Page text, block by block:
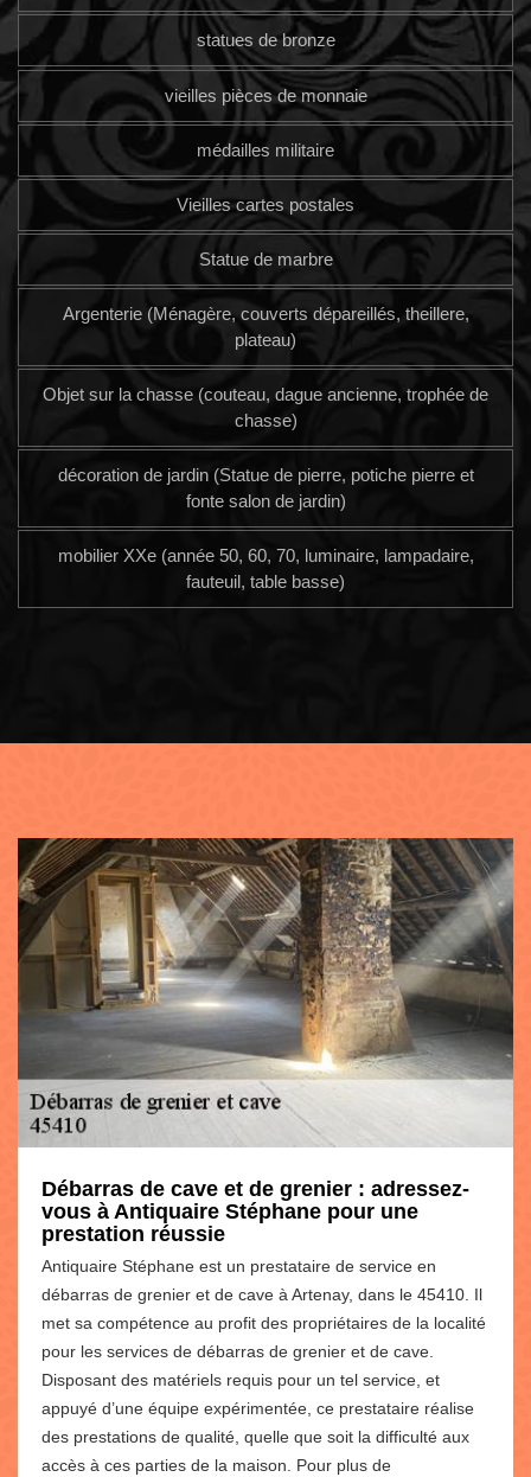
statues de bronze
vieilles pièces de monnaie
médailles militaire
Vieilles cartes postales
Statue de marbre
Argenterie (Ménagère, couverts dépareillés, theillere,
plateau)
Objet sur la chasse (couteau, dague ancienne, trophée de
chasse)
décoration de jardin (Statue de pierre, potiche pierre et
fonte salon de jardin)
mobilier XXe (année 50, 60, 70, luminaire, lampadaire,
fauteuil, table basse)
Débarras de cave et de grenier : adressez-
vous à Antiquaire Stéphane pour une
prestation réussie
Antiquaire Stéphane est un prestataire de service en
débarras de grenier et de cave à Artenay, dans le 45410. Il
met sa compétence au profit des propriétaires de la localité
pour les services de débarras de grenier et de cave.
Disposant des matériels requis pour un tel service, et
appuyé d’une équipe expérimentée, ce prestataire réalise
des prestations de qualité, quelle que soit la difficulté aux
accès à ces parties de la maison. Pour plus de